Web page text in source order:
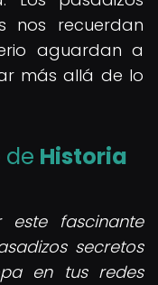
nos recuerdan
aguardan a
más allá de lo
de Historia
fascinante
secretos
en tus redes